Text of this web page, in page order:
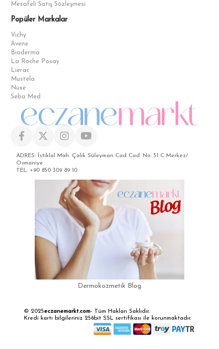
Mesafeli Satış Sözleşmesi
Popüler Markalar
Vichy
Avene
Bioderma
La Roche Posay
Lierac
Mustela
Nuxe
Seba Med
ADRES: İstiklal Mah. Çalik Süleyman Cad Cad. No: 51 C Merkez/
Osmaniye
TEL: +90 850 309 89 10
Dermokozmetik Blog
© 2025eczanemarkt.com- Tüm Hakları Saklıdır.
Kredi kartı bilgileriniz 256bit SSL sertifikası ile korunmaktadır.